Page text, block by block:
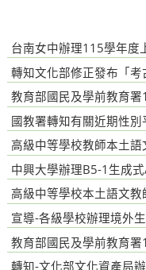
國教署轉知有關近期性
宣導-各級學校辦理境外